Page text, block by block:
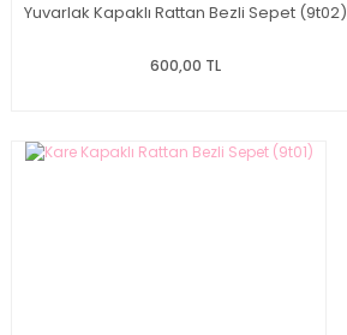
Yuvarlak Kapaklı Rattan Bezli Sepet (9t02)
600,00 TL